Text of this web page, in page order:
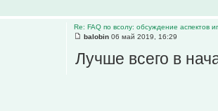
Re: FAQ по всолу: обсуждение аспектов
balobin 06 май 2019, 16:29
Лучше всего в